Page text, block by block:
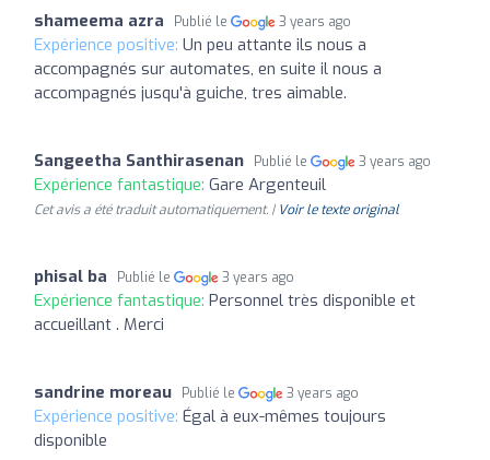
shameema azra Publié le 3 years ago
Expérience positive: Un peu attante ils nous a
accompagnés sur automates, en suite il nous a
accompagnés jusqu'à guiche, tres aimable.
Sangeetha Santhirasenan Publié le 3 years ago
Expérience fantastique: Gare Argenteuil
Cet avis a été traduit automatiquement. | Voir le texte original
phisal ba Publié le 3 years ago
Expérience fantastique: Personnel très disponible et
accueillant . Merci
sandrine moreau Publié le 3 years ago
Expérience positive: Égal à eux-mêmes toujours
disponible